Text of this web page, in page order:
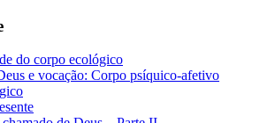
do corpo ecológico
e vocação: Corpo psíquico-afetivo